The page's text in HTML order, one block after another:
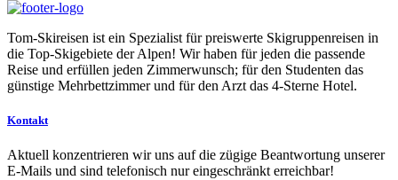
Tom-Skireisen ist ein Spezialist für preiswerte Skigruppenreisen in
die Top-Skigebiete der Alpen! Wir haben für jeden die passende
Reise und erfüllen jeden Zimmerwunsch; für den Studenten das
günstige Mehrbettzimmer und für den Arzt das 4-Sterne Hotel.
Kontakt
Aktuell konzentrieren wir uns auf die zügige Beantwortung unserer
E-Mails und sind telefonisch nur eingeschränkt erreichbar!